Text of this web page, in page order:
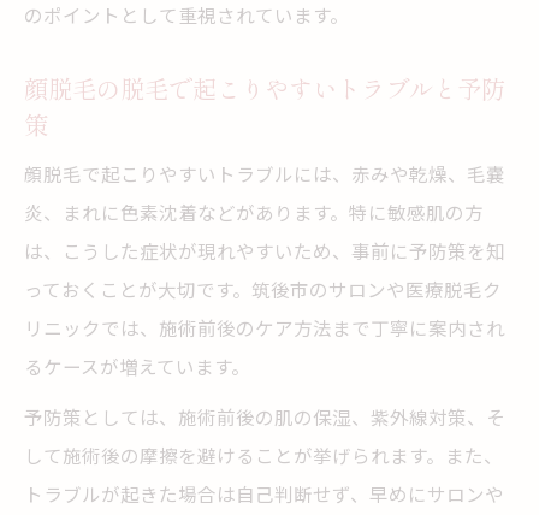
のポイントとして重視されています。
顔脱毛の脱毛で起こりやすいトラブルと予防
策
顔脱毛で起こりやすいトラブルには、赤みや乾燥、毛嚢
炎、まれに色素沈着などがあります。特に敏感肌の方
は、こうした症状が現れやすいため、事前に予防策を知
っておくことが大切です。筑後市のサロンや医療脱毛ク
リニックでは、施術前後のケア方法まで丁寧に案内され
るケースが増えています。
予防策としては、施術前後の肌の保湿、紫外線対策、そ
して施術後の摩擦を避けることが挙げられます。また、
トラブルが起きた場合は自己判断せず、早めにサロンや